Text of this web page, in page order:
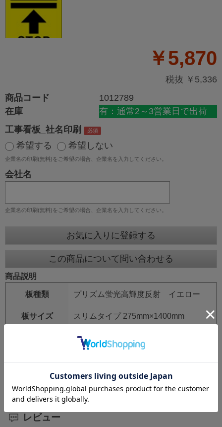
￥5,870
税抜 ￥5,336
商品コード
1012789
在庫
有：通常2～3営業日で出荷
工事看板_社名印刷
希望する
希望しない
企業名の印刷(無料)をご希望の場合、企業名を入力してください。
会社名
企業名の印刷(無料)をご希望の場合、企業名を入力してください。
お気に入りに登録する
この商品について問い合わせる
商品説明
板種類 プリズム蛍光高輝度反射 イエロー
板サイズ スリムタイプ 275mm×1400mm
25mm角 シルバーアロイ
レビュー